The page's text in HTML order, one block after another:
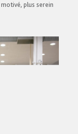
plus serein